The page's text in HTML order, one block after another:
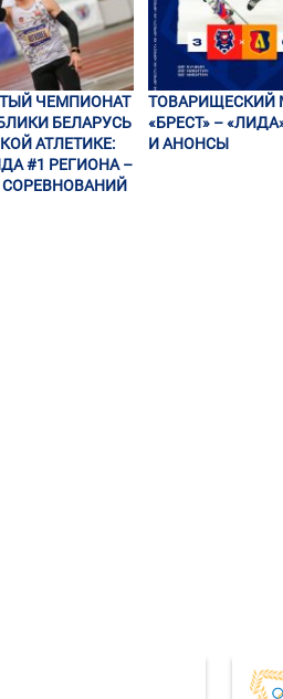
ЧЕМПИОНАТ
БЕЛАРУСЬ
АТЛЕТИКЕ:
#1 РЕГИОНА –
ТОВАРИЩЕСКИЙ
«БРЕСТ» –
И АНОНСЫ